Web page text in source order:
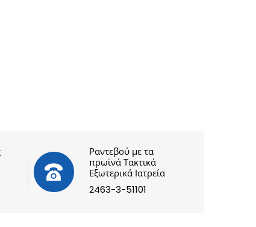
Ραντεβού με τα
πρωϊνά Τακτικά
Εξωτερικά Ιατρεία
2463-3-51101